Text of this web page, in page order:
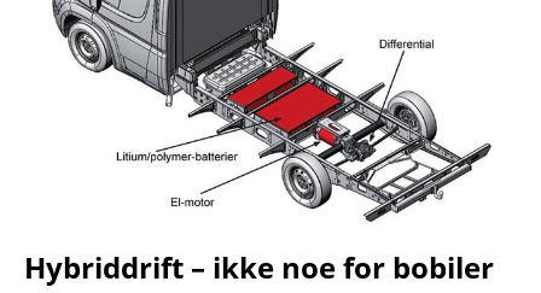
Hybriddrift – ikke noe for bobiler